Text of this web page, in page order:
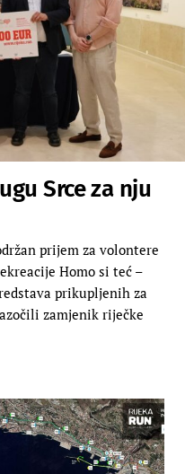
Srce za nju
prijem za volontere
Homo si teć –
prikupljenih za
zamjenik riječke